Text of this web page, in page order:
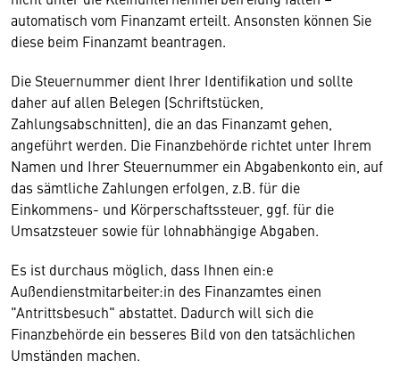
automatisch vom Finanzamt erteilt. Ansonsten können Sie
diese beim Finanzamt beantragen.
Die Steuernummer dient Ihrer Identifikation und sollte
daher auf allen Belegen (Schriftstücken,
Zahlungsabschnitten), die an das Finanzamt gehen,
angeführt werden. Die Finanzbehörde richtet unter Ihrem
Namen und Ihrer Steuernummer ein Abgabenkonto ein, auf
das sämtliche Zahlungen erfolgen, z.B. für die
Einkommens- und Körperschaftssteuer, ggf. für die
Umsatzsteuer sowie für lohnabhängige Abgaben.
Es ist durchaus möglich, dass Ihnen ein:e
Außendienstmitarbeiter:in des Finanzamtes einen
"Antrittsbesuch" abstattet. Dadurch will sich die
Finanzbehörde ein besseres Bild von den tatsächlichen
Umständen machen.